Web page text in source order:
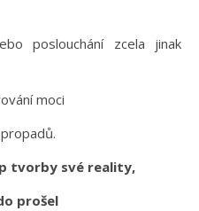
poslouchání zcela jinak
moci
tvorby své reality,
prošel